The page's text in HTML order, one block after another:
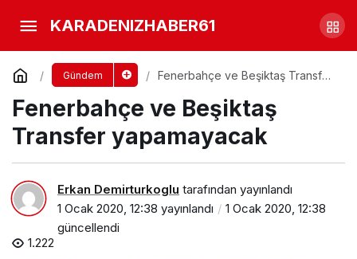
KARADENIZHABER61
Gündem
Fenerbahçe ve Beşiktaş Transfer
Fenerbahçe ve Beşiktaş
Transfer yapamayacak
Erkan Demirturkoglu tarafından yayınlandı
1 Ocak 2020, 12:38 yayınlandı
1 Ocak 2020, 12:38
güncellendi
1.222
Araklı’da Meydana gelen
kazada Ambulans ile minibüs kafa
kafaya çarpıştı
Yorum Yap